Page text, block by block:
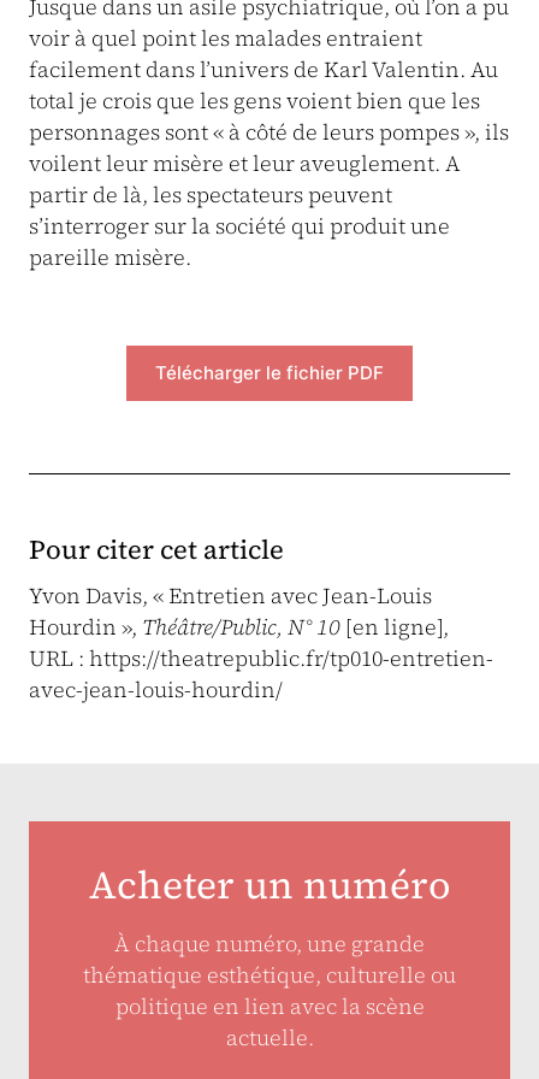
Jusque dans un asile psychiatrique, où l’on a pu
voir à quel point les malades entraient
facilement dans l’univers de Karl Valentin. Au
total je crois que les gens voient bien que les
personnages sont « à côté de leurs pompes », ils
voilent leur misère et leur aveuglement. A
partir de là, les spectateurs peuvent
s’interroger sur la société qui produit une
pareille misère.
Télécharger le fichier PDF
Pour citer cet article
Yvon Davis, « Entretien avec Jean-Louis
Hourdin », Théâtre/Public, N° 10 [en ligne],
URL : https://theatrepublic.fr/tp010-entretien-
avec-jean-louis-hourdin/
Acheter un numéro
À chaque numéro, une grande
thématique esthétique, culturelle ou
politique en lien avec la scène
actuelle.